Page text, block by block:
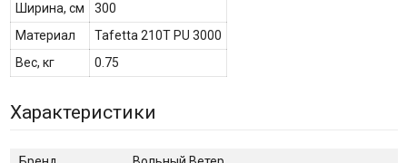
Ширина, см
300
Материал
Tafetta 210T PU 3000
Вес, кг
0.75
Характеристики